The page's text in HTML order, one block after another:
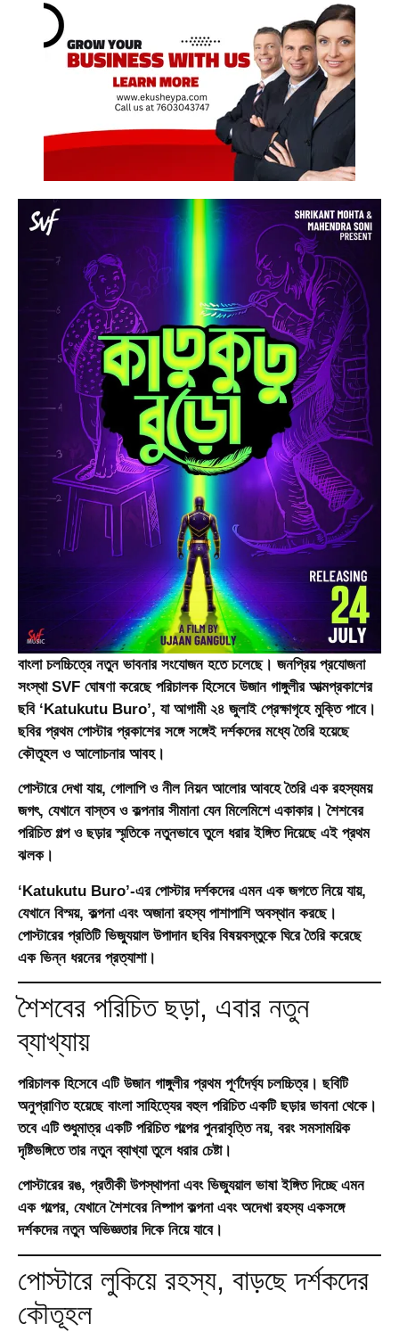
বাংলা চলচ্চিত্রে নতুন ভাবনার সংযোজন হতে চলেছে। জনপ্রিয় প্রযোজনা
সংস্থা SVF ঘোষণা করেছে পরিচালক হিসেবে উজান গাঙ্গুলীর আত্মপ্রকাশের
ছবি ‘Katukutu Buro’, যা আগামী ২৪ জুলাইপ্রেক্ষাগৃহে মুক্তি পাবে।
ছবির প্রথম পোস্টার প্রকাশের সঙ্গে সঙ্গেই দর্শকদের মধ্যে তৈরি হয়েছে
কৌতূহল ও আলোচনার আবহ।
পোস্টারে দেখা যায়, গোলাপি ও নীল নিয়ন আলোর আবহে তৈরি এক রহস্যময়
জগৎ, যেখানে বাস্তব ও কল্পনার সীমানা যেন মিলেমিশে একাকার। শৈশবের
পরিচিত গল্প ও ছড়ার স্মৃতিকে নতুনভাবে তুলে ধরার ইঙ্গিত দিয়েছে এই প্রথম
ঝলক।
‘Katukutu Buro’-এর পোস্টার দর্শকদের এমন এক জগতে নিয়ে যায়,
যেখানে বিস্ময়, কল্পনা এবং অজানা রহস্য পাশাপাশি অবস্থান করছে।
পোস্টারের প্রতিটি ভিজ্যুয়াল উপাদান ছবির বিষয়বস্তুকে ঘিরে তৈরি করেছে
এক ভিন্ন ধরনের প্রত্যাশা।
শৈশবের পরিচিত ছড়া, এবার নতুন
ব্যাখ্যায়
পরিচালক হিসেবে এটি উজান গাঙ্গুলীর প্রথম পূর্ণদৈর্ঘ্য চলচ্চিত্র। ছবিটি
অনুপ্রাণিত হয়েছে বাংলা সাহিত্যের বহুল পরিচিত একটি ছড়ার ভাবনা থেকে।
তবে এটি শুধুমাত্র একটি পরিচিত গল্পের পুনরাবৃত্তি নয়, বরং সমসাময়িক
দৃষ্টিভঙ্গিতে তার নতুন ব্যাখ্যা তুলে ধরার চেষ্টা।
পোস্টারের রঙ, প্রতীকী উপস্থাপনা এবং ভিজ্যুয়াল ভাষা ইঙ্গিত দিচ্ছে এমন
এক গল্পের, যেখানে শৈশবের নিষ্পাপ কল্পনা এবং অদেখা রহস্য একসঙ্গে
দর্শকদের নতুন অভিজ্ঞতার দিকে নিয়ে যাবে।
পোস্টারে লুকিয়ে রহস্য, বাড়ছে দর্শকদের
কৌতূহল